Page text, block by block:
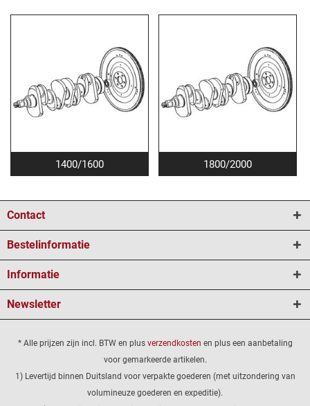
1400/1600 1800/2000
Contact
Bestelinformatie
Informatie
Newsletter
* Alle prijzen zijn incl. BTW en plus verzendkosten en plus een aanbetaling
voor gemarkeerde artikelen.
1) Levertijd binnen Duitsland voor verpakte goederen (met uitzondering van
volumineuze goederen en expeditie).